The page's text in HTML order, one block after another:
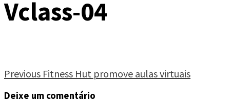
Vclass-04
Continue
Reading
Previous Fitness Hut promove aulas virtuais
Deixe um comentário